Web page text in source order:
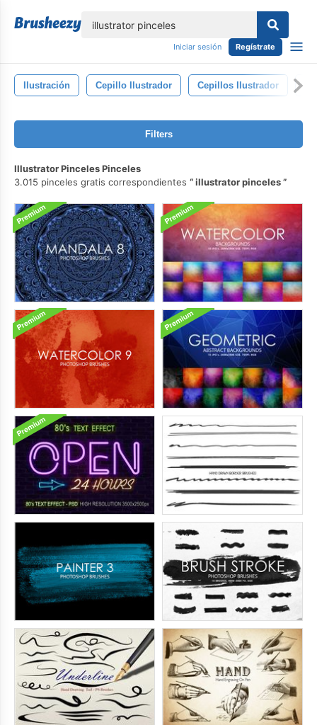
Iniciar sesión Regístrate
Ilustración Cepillo Ilustrador Cepillos Ilustrador
Filters
Illustrator Pinceles Pinceles
3.015 pinceles gratis correspondientes
illustrator pinceles